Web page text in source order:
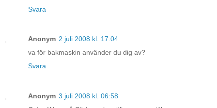
Svara
Anonym 2 juli 2008 kl. 17:04
va för bakmaskin använder du dig av?
Svara
Anonym 3 juli 2008 kl. 06:58